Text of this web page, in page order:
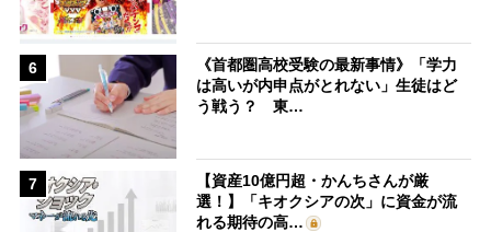
6
《首都圏高校受験の最新事情》「学力
は高いが内申点がとれない」生徒はど
う戦う？ 東…
7
【資産10億円超・かんちさんが厳
選！】「キオクシアの次」に資金が流
れる期待の高…